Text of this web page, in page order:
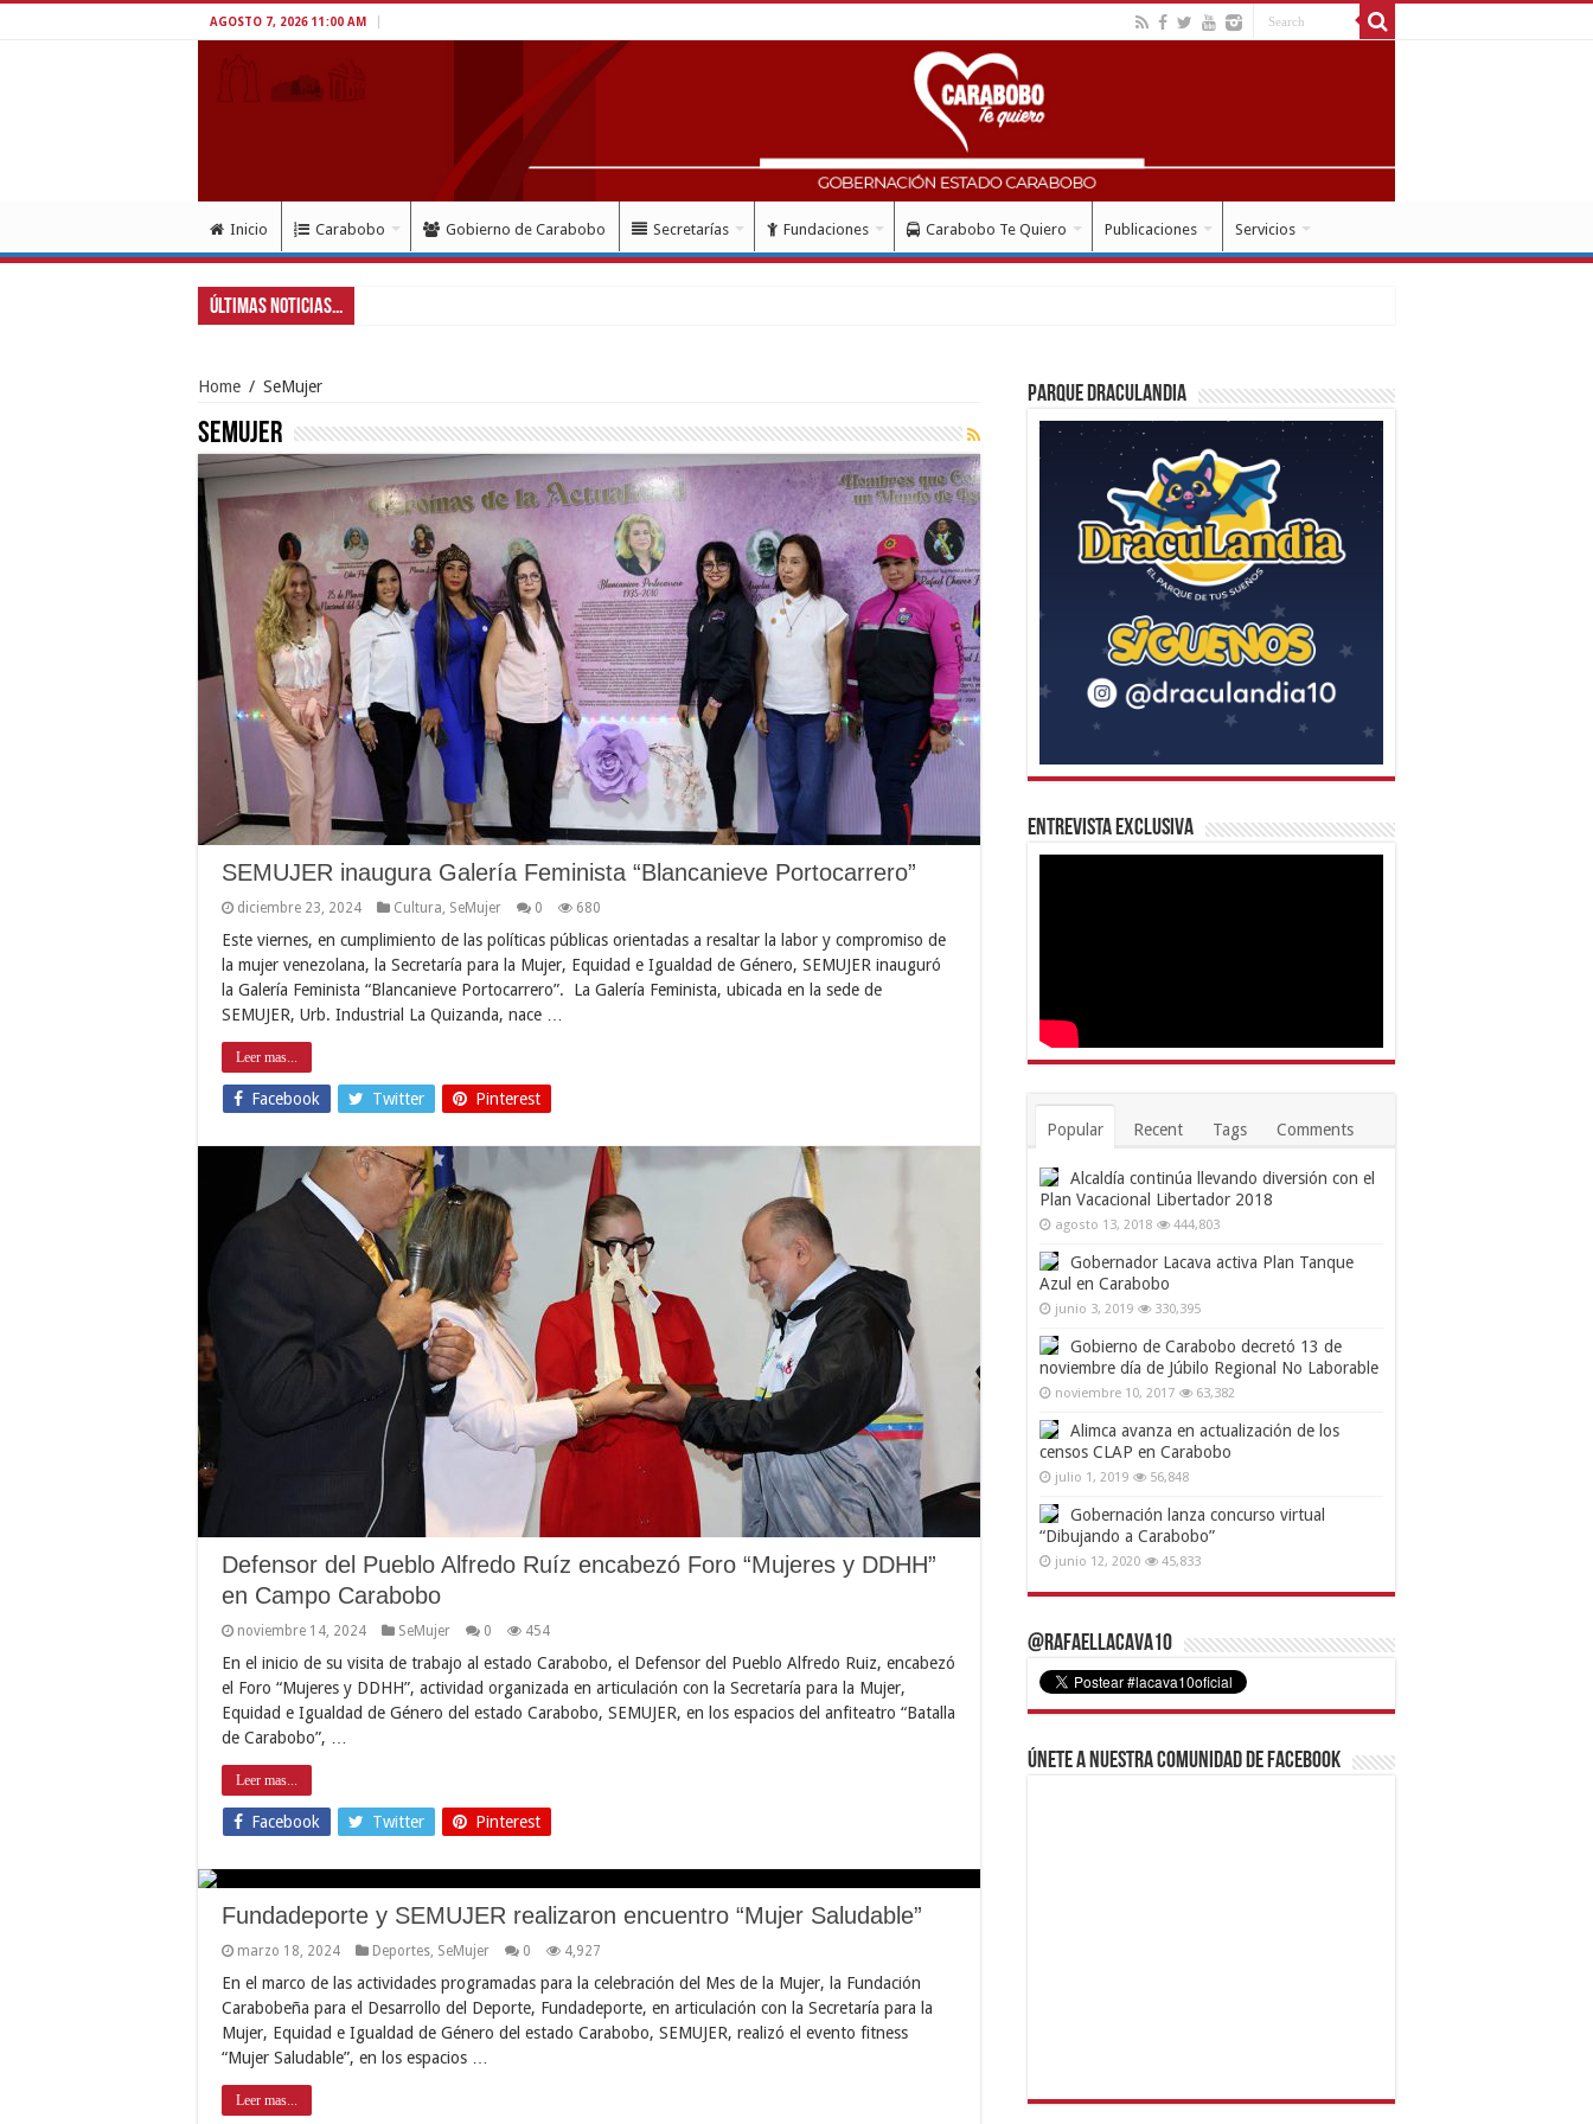
AGOSTO 7, 2026 11:00 AM
Inicio Carabobo Gobierno de Carabobo Secretarías Fundaciones Carabobo Te Quiero Publicaciones Servicios
Últimas Noticias...
Home / SeMujer
SeMujer
SEMUJER inaugura Galería Feminista “Blancanieve Portocarrero”
diciembre 23, 2024 Cultura SeMujer 0 680
Este viernes, en cumplimiento de las políticas públicas orientadas a resaltar la labor y compromiso de
la mujer venezolana, la Secretaría para la Mujer, Equidad e Igualdad de Género, SEMUJER inauguró
la Galería Feminista “Blancanieve Portocarrero”. La Galería Feminista, ubicada en la sede de
SEMUJER, Urb. Industrial La Quizanda, nace …
Leer mas...
Facebook Twitter Pinterest
Defensor del Pueblo Alfredo Ruíz encabezó Foro “Mujeres y DDHH”
en Campo Carabobo
noviembre 14, 2024 SeMujer 0 454
En el inicio de su visita de trabajo al estado Carabobo, el Defensor del Pueblo Alfredo Ruiz, encabezó
el Foro “Mujeres y DDHH”, actividad organizada en articulación con la Secretaría para la Mujer,
Equidad e Igualdad de Género del estado Carabobo, SEMUJER, en los espacios del anfiteatro “Batalla
de Carabobo”, …
Leer mas...
Facebook Twitter Pinterest
Fundadeporte y SEMUJER realizaron encuentro “Mujer Saludable”
marzo 18, 2024 Deportes SeMujer 0 4,927
En el marco de las actividades programadas para la celebración del Mes de la Mujer, la Fundación
Carabobeña para el Desarrollo del Deporte, Fundadeporte, en articulación con la Secretaría para la
Mujer, Equidad e Igualdad de Género del estado Carabobo, SEMUJER, realizó el evento fitness
“Mujer Saludable”, en los espacios …
Leer mas...
Parque Draculandia
Entrevista Exclusiva
Popular Recent Tags Comments
Alcaldía continúa llevando diversión con el
Plan Vacacional Libertador 2018
agosto 13, 2018 444,803
Gobernador Lacava activa Plan Tanque
Azul en Carabobo
junio 3, 2019 330,395
Gobierno de Carabobo decretó 13 de
noviembre día de Júbilo Regional No Laborable
noviembre 10, 2017 63,382
Alimca avanza en actualización de los
censos CLAP en Carabobo
julio 1, 2019 56,848
Gobernación lanza concurso virtual
“Dibujando a Carabobo”
junio 12, 2020 45,833
@RafaelLacava10
Únete a nuestra comunidad de Facebook